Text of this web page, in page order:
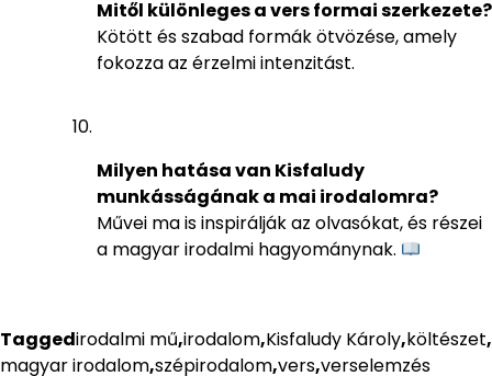
Mitől különleges a vers formai szerkezete?
Kötött és szabad formák ötvözése, amely
fokozza az érzelmi intenzitást.
Milyen hatása van Kisfaludy
munkásságának a mai irodalomra?
Művei ma is inspirálják az olvasókat, és részei
a magyar irodalmi hagyománynak.
Taggedirodalmi mű,irodalom,Kisfaludy Károly,költészet,
magyar irodalom,szépirodalom,vers,verselemzés